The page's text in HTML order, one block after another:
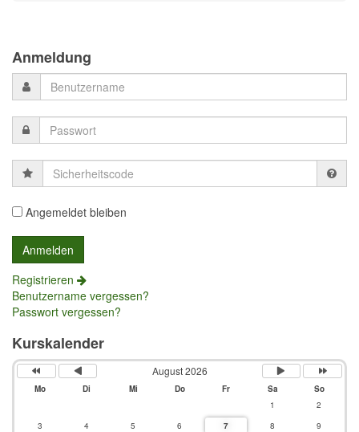
Anmeldung
Sicherheitscode
Angemeldet bleiben
Registrieren
Benutzername vergessen?
Passwort vergessen?
Kurskalender
August 2026
Mo Di Mi Do Fr Sa
So
1
2
3
4 5 6 7 8
9